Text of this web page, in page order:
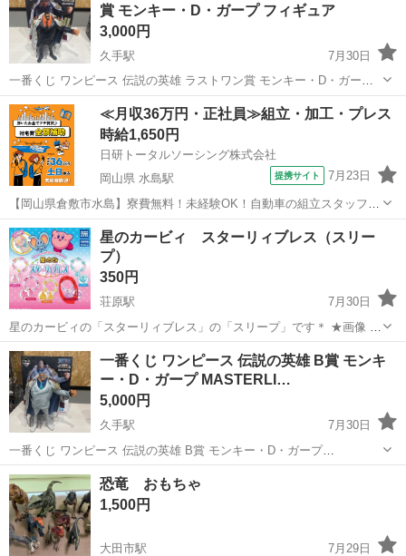
賞 モンキー・D・ガープ フィギュア
3,000円
久手駅
7月30日
一番くじ ワンピース 伝説の英雄 ラストワン賞 モンキー・D・ガープ
のフィギュアです。 箱から出した状態で飾っていたものですが、目立
った傷や汚れはなく綺麗な状態です。 箱も付属いたします。 【ブラン
ド】一番くじ 【商品名】...
島根 大田市 久手駅 フィギュア 一番くじ
≪月収36万円・正社員≫組立・加工・プレス
時給1,650円
日研トータルソーシング株式会社
岡山県 水島駅
提携サイト 7月23日
【岡山県倉敷市水島】寮費無料！未経験OK！自動車の組立スタッフ
《お仕事No.NS0089》 お仕事について 車の組立作業です。専用レール
に乗って流れてくる車の骨組みに、車内外の各部品・ハンドル・足回
り・ドア・シートなどの各...
岡山 倉敷市
星のカービィ スターリィブレス（スリー
プ）
350円
荘原駅
7月30日
星のカービィの「スターリィブレス」の「スリープ」です＊ ★画像 1
枚目:商品詳細（◯がついた商品です） 2枚目:商品 （未開封です）
獲得後、暗所で保管していました＊ 自宅保管品につき、ご理解頂ける
方のみのご購入よろしく...
島根 出雲市 荘原駅 おもちゃ 星のカービィ
一番くじ ワンピース 伝説の英雄 B賞 モンキ
ー・D・ガープ MASTERLI…
5,000円
久手駅
7月30日
一番くじ ワンピース 伝説の英雄 B賞 モンキー・D・ガープ
MASTERLISE フィギュアです。 箱から取り出し、コレクションケー
スにて飾っておりました。目立った傷や汚れはなく、状態は良好で
す。 【ブランド】一番くじ ...
島根 大田市 久手駅
恐竜 おもちゃ
1,500円
大田市駅
7月29日